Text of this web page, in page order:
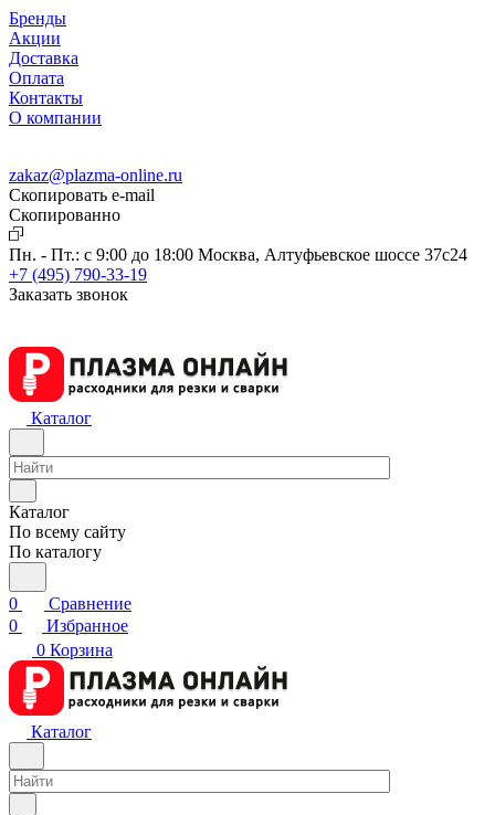
Бренды
Акции
Доставка
Оплата
Контакты
О компании
zakaz@plazma-online.ru
Скопировать e-mail
Cкопированно
Пн. - Пт.: с 9:00 до 18:00 Москва, Алтуфьевское шоссе 37с24
+7 (495) 790-33-19
Заказать звонок
Каталог
Каталог
По всему сайту
По каталогу
0
Сравнение
0
Избранное
0 Корзина
Каталог